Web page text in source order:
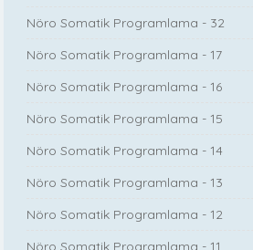
Nöro Somatik Programlama - 32
Nöro Somatik Programlama - 17
Nöro Somatik Programlama - 16
Nöro Somatik Programlama - 15
Nöro Somatik Programlama - 14
Nöro Somatik Programlama - 13
Nöro Somatik Programlama - 12
Nöro Somatik Programlama - 11